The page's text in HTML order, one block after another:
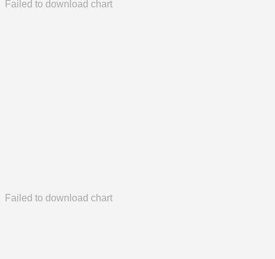
Failed to download chart
Failed to download chart